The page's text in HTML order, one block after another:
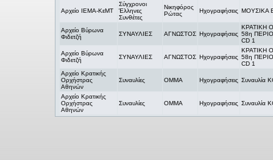
Αρχείο ΙΕΜΑ-ΚεΜΤ
Σύγχρονοι
Έλληνες
Συνθέτες
Νικηφόρος
Ρώτας
Ηχογραφήσεις ΜΟΥΣΙΚΑ
Αρχείο Βύρωνα
Φιδετζή
ΣΥΝΑΥΛΙΕΣ ΑΓΝΩΣΤΟΣ Ηχογραφήσεις
ΚΡΑΤΙΚΗ
58η
CD 1
Αρχείο Βύρωνα
Φιδετζή
ΣΥΝΑΥΛΙΕΣ ΑΓΝΩΣΤΟΣ Ηχογραφήσεις
ΚΡΑΤΙΚΗ
58η
CD 1
Αρχείο Κρατικής
Ορχήστρας
Αθηνών
Συναυλίες OMMA Ηχογραφήσεις Συναυλία
Αρχείο Κρατικής
Ορχήστρας
Αθηνών
Συναυλίες OMMA Ηχογραφήσεις Συναυλία